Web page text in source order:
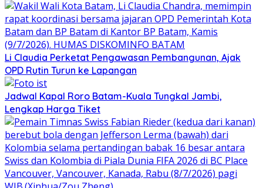
Li Claudia Perketat Pengawasan Pembangunan, Ajak
OPD Rutin Turun ke Lapangan
Jadwal Kapal Roro Batam-Kuala Tungkal Jambi,
Lengkap Harga Tiket